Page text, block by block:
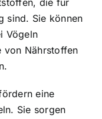
die für
sind. Sie können
Vögeln
von Nährstoffen
eine
Sie sorgen